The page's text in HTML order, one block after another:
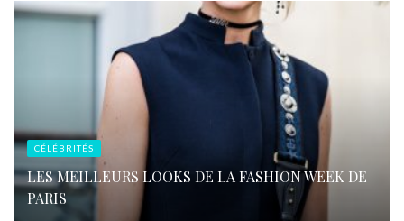
CÉLÉBRITÉS
LES MEILLEURS LOOKS DE LA FASHION WEEK DE
PARIS